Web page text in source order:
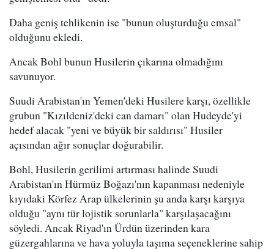
Daha geniş tehlikenin ise "bunun oluşturduğu emsal"
olduğunu ekledi.
Ancak Bohl bunun Husilerin çıkarına olmadığını
savunuyor.
Suudi Arabistan'ın Yemen'deki Husilere karşı, özellikle
grubun "Kızıldeniz'deki can damarı" olan Hudeyde'yi
hedef alacak "yeni ve büyük bir saldırısı" Husiler
açısından ağır sonuçlar doğurabilir.
Bohl, Husilerin gerilimi artırması halinde Suudi
Arabistan'ın Hürmüz Boğazı'nın kapanması nedeniyle
kıyıdaki Körfez Arap ülkelerinin şu anda karşı karşıya
olduğu "aynı tür lojistik sorunlarla" karşılaşacağını
söyledi. Ancak Riyad'ın Ürdün üzerinden kara
güzergahlarına ve hava yoluyla taşıma seçeneklerine sahip